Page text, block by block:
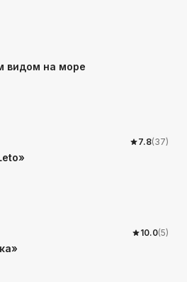
видом на море
7.8(37)
10.0(5)